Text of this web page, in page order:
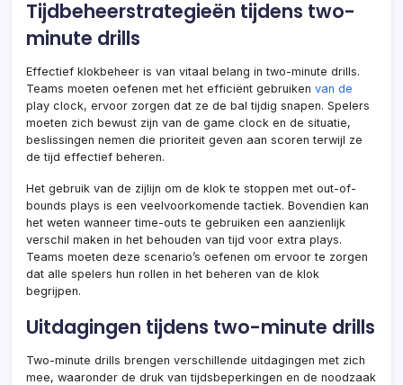
Tijdbeheerstrategieën tijdens two-
minute drills
Effectief klokbeheer is van vitaal belang in two-minute drills.
Teams moeten oefenen met het efficiënt gebruiken van de
play clock, ervoor zorgen dat ze de bal tijdig snapen. Spelers
moeten zich bewust zijn van de game clock en de situatie,
beslissingen nemen die prioriteit geven aan scoren terwijl ze
de tijd effectief beheren.
Het gebruik van de zijlijn om de klok te stoppen met out-of-
bounds plays is een veelvoorkomende tactiek. Bovendien kan
het weten wanneer time-outs te gebruiken een aanzienlijk
verschil maken in het behouden van tijd voor extra plays.
Teams moeten deze scenario’s oefenen om ervoor te zorgen
dat alle spelers hun rollen in het beheren van de klok
begrijpen.
Uitdagingen tijdens two-minute drills
Two-minute drills brengen verschillende uitdagingen met zich
mee, waaronder de druk van tijdsbeperkingen en de noodzaak